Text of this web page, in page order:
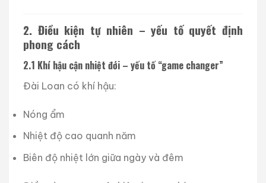
2. Điều kiện tự nhiên – yếu tố quyết định
phong cách
2.1 Khí hậu cận nhiệt đới – yếu tố “game changer”
Đài Loan có khí hậu:
Nóng ẩm
Nhiệt độ cao quanh năm
Biên độ nhiệt lớn giữa ngày và đêm